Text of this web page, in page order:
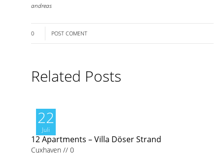
andreas
0 POST COMENT
Related Posts
22
Juli
12 Apartments – Villa Döser Strand
Cuxhaven // 0